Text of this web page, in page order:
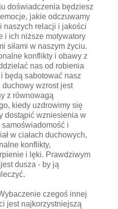
doświadczenia będziesz
jakie odczuwamy
naszych relacji i jakości
i ich niższe motywatory
siłami w naszym życiu.
konflikty i obawy z
nas od robienia
będą sabotować nasz
wzrost jest
z równowagą
kiedy uzdrowimy się
dostąpić wzniesienia w
i
w ciałach duchowych,
konflikty,
i lęki. Prawdziwym
dusza - by ją
czegoś innej
jest najkorzystniejszą